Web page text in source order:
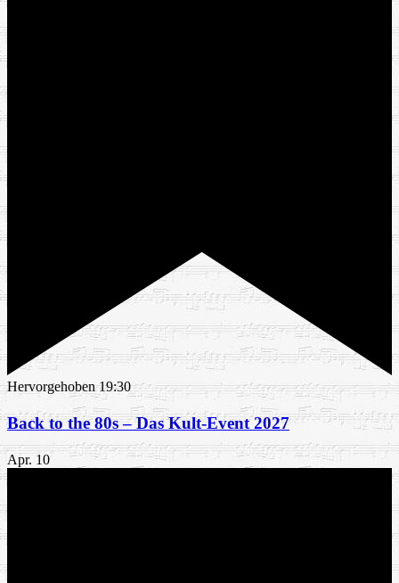
Hervorgehoben 19:30
Back to the 80s – Das Kult-Event 2027
Apr. 10